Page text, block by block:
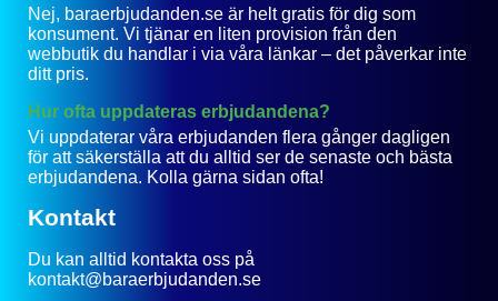
Nej, baraerbjudanden.se är helt gratis för dig som
konsument. Vi tjänar en liten provision från den
webbutik du handlar i via våra länkar – det påverkar inte
ditt pris.
Hur ofta uppdateras erbjudandena?
Vi uppdaterar våra erbjudanden flera gånger dagligen
för att säkerställa att du alltid ser de senaste och bästa
erbjudandena. Kolla gärna sidan ofta!
Kontakt
Du kan alltid kontakta oss på
kontakt@baraerbjudanden.se